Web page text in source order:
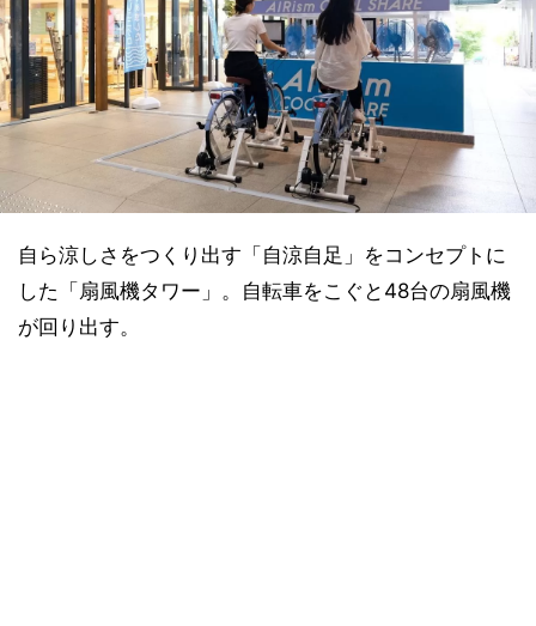
自ら涼しさをつくり出す「自涼自足」をコンセプトに
した「扇風機タワー」。自転車をこぐと48台の扇風機
が回り出す。